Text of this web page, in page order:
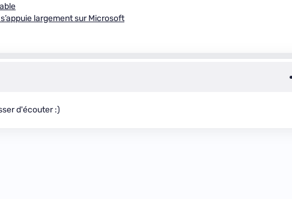
largement sur Microsoft
d'écouter :)